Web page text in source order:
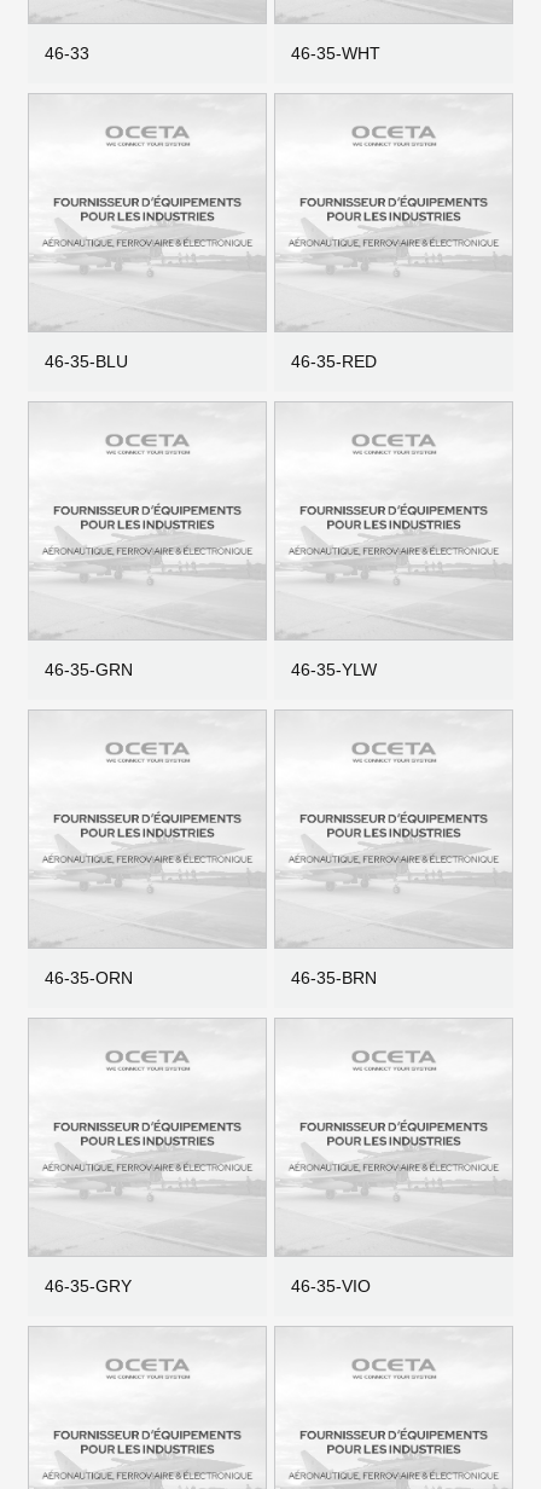
46-33 46-35-WHT
46-35-BLU 46-35-RED
46-35-GRN 46-35-YLW
46-35-ORN 46-35-BRN
46-35-GRY 46-35-VIO